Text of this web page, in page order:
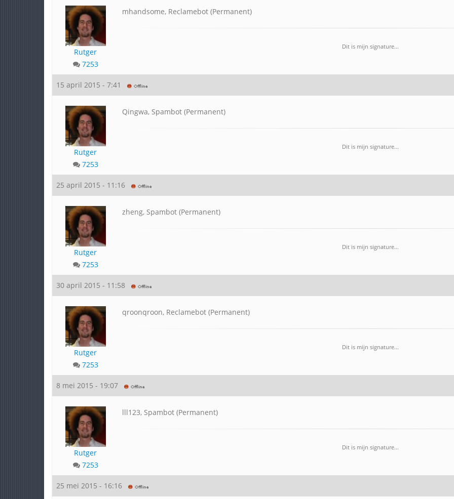
Rutger
7253
mhandsome, Reclamebot (Permanent)
Dit is mijn signature...
15 april 2015 - 7:41
Rutger
7253
Qingwa, Spambot (Permanent)
Dit is mijn signature...
25 april 2015 - 11:16
Rutger
7253
zheng, Spambot (Permanent)
Dit is mijn signature...
30 april 2015 - 11:58
Rutger
7253
qroonqroon, Reclamebot (Permanent)
Dit is mijn signature...
8 mei 2015 - 19:07
Rutger
7253
lll123, Spambot (Permanent)
Dit is mijn signature...
25 mei 2015 - 16:16